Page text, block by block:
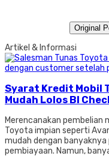
Original
Artikel & Informasi
Syarat Kredit Mobil
Mudah Lolos BI
Merencanakan pembelian
Toyota impian seperti
mudah dengan
pembiayaan. Namun,